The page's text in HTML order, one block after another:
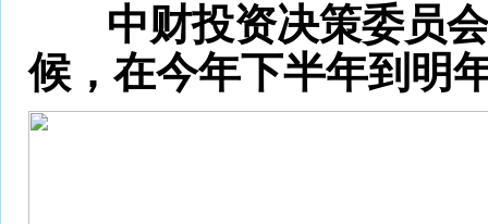
中财投资决策委员
候，在今年下半年到明